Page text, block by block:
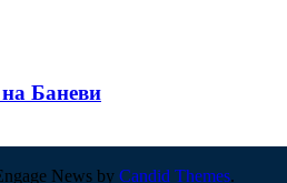
Баневи
News by Candid Themes.